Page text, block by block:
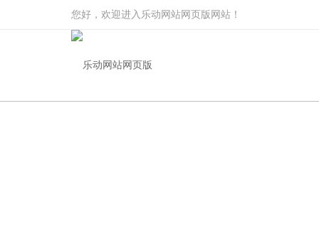
您好，欢迎进入乐动网站网页版网站！